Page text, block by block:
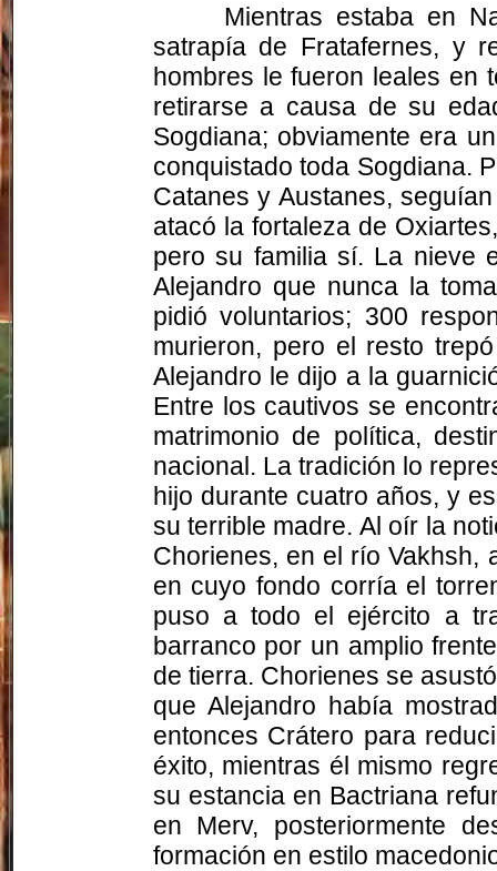
Mientras estaba en
satrapía de Fratafernes, y
hombres le fueron leales en
retirarse a causa de su
Sogdiana; obviamente era
conquistado toda Sogdiana.
Catanes y Austanes,
atacó la fortaleza de Oxiartes
pero su familia sí. La nieve
Alejandro que nunca la
pidió voluntarios; 300
murieron, pero el resto
Alejandro le dijo a la
Entre los cautivos se
matrimonio de política,
nacional. La tradición lo
hijo durante cuatro años, y
su terrible madre. Al oír la
Chorienes, en el ríoVakhsh,
en cuyo fondo corría el
puso a todo el ejército a
barranco por un amplio
de tierra. Chorienes se
que Alejandro había
entonces Crátero para
éxito, mientras él mismo
su estancia en Bactriana
en Merv, posteriormente
formación en estilo